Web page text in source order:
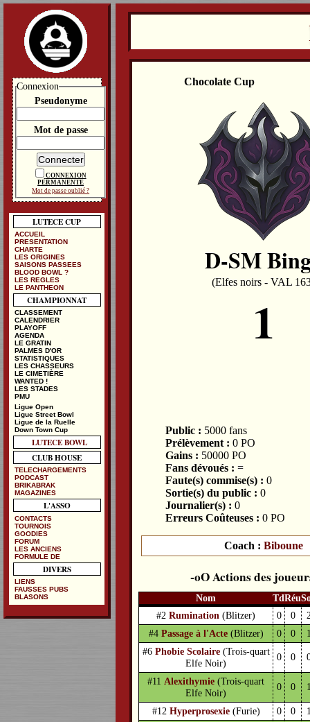
Chocolate Cup
D-SM
(Elfes noirs - VAL
1
Public : 5000 fans
Prélèvement : 0 PO
Gains : 50000 PO
Fans dévoués : =
Faute(s) commise(s) : 0
Sortie(s) du public : 0
Journalier(s) : 0
Erreurs Coûteuses : 0 PO
Coach : Biboune
Actions des
Nom TdRéu
#2Rumination (Blitzer) 0 0
#4 Passage à l'Acte (Blitzer) 0 0
#6 Phobie Scolaire (Trois-quart
Elfe Noir)
0 0
#11 Alexithymie (Trois-quart
Elfe Noir)
0 0
#12 Hyperprosexie (Furie) 0 0
Connexion
Pseudonyme
Mot de passe
CONNEXION
PERMANENTE
Mot de passe oublié ?
LUTECE CUP
ACCUEIL
PRESENTATION
CHARTE
LES ORIGINES
SAISONS PASSEES
BLOOD BOWL ?
LES REGLES
LE PANTHEON
CHAMPIONNAT
CLASSEMENT
CALENDRIER
PLAYOFF
AGENDA
LE GRATIN
PALMES D'OR
STATISTIQUES
LES CHASSEURS
LE CIMETIÈRE
WANTED !
LES STADES
PMU
Ligue Open
Ligue Street Bowl
Ligue de la Ruelle
Down Town Cup
LUTECE BOWL
CLUB HOUSE
TELECHARGEMENTS
PODCAST
BRIKABRAK
MAGAZINES
L'ASSO
CONTACTS
TOURNOIS
GOODIES
FORUM
LES ANCIENS
FORMULE DE
DIVERS
LIENS
FAUSSES PUBS
BLASONS